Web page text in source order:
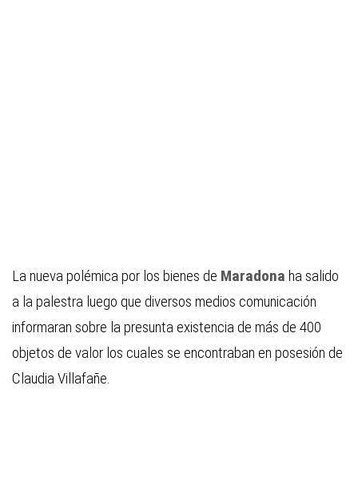
La nueva polémica por los bienes de Maradona ha salido
a la palestra luego que diversos medios comunicación
informaran sobre la presunta existencia de más de 400
objetos de valor los cuales se encontraban en posesión de
Claudia Villafañe.